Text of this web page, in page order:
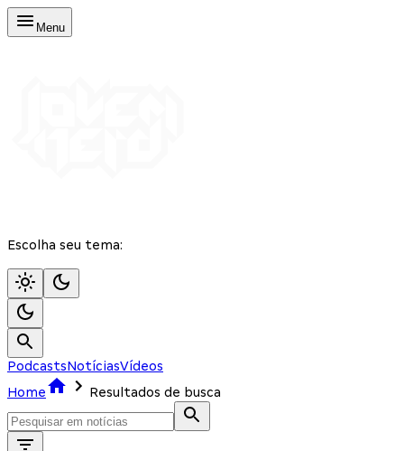
Menu
Escolha seu tema:
PodcastsNotíciasVídeos
Home
Resultados de busca